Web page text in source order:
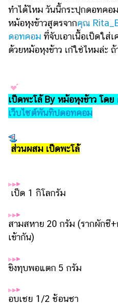
สูตร
อาหาร
ง่ายๆ
ช้อป
บ้าน
ตกแต่ง
ราคา
ราคา
น้ำมัน
วา
ไร
ตี้
ทำได้ไหม วันนี้กระปุกดอทคอ
หม้อหุงข้าวสูตรจากคุณ
ดอทคอม ที่จับเอาเนื้อเป็ดใส่
ด้วยหม้อหุงข้าว เก๋ใช่ไหมล่ะ ถ้
เป็ดพะโล้ By หม้อหุงข้าว โดย
เว็บไซต์พันทิปดอทคอม
ส่วนผสม เป็ดพะโล้
เป็ด 1 กิโลกรัม
สามสหาย 20 กรัม (รากผักชี
เข้ากัน)
ขิงทุบพอแตก 5 กรัม
อบเชย 1/2 ช้อนชา